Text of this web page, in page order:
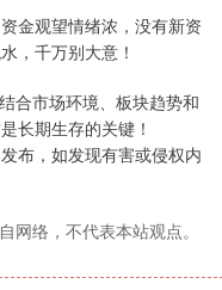
金观望情绪浓，没有新资
，千万别大意！
合市场环境、板块趋势和
长期生存的关键！
布，如发现有害或侵权内
网络，不代表本站观点。